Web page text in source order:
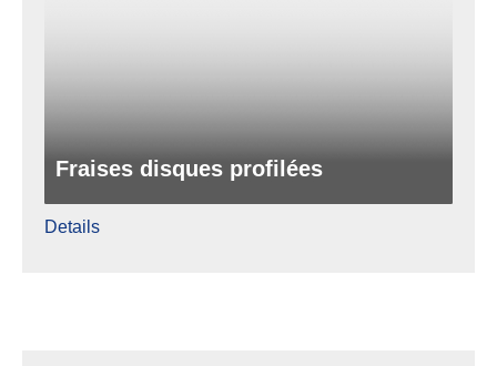
Fraises disques profilées
Details